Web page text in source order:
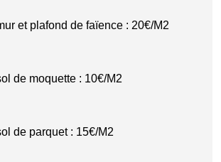
et plafond de faïence : 20€/M2
de moquette : 10€/M2
de parquet : 15€/M2